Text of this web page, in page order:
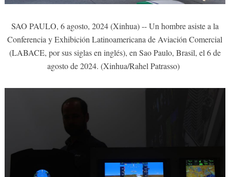
SAO PAULO, 6 agosto, 2024 (Xinhua) -- Un hombre asiste a la
Conferencia y Exhibición Latinoamericana de Aviación Comercial
(LABACE, por sus siglas en inglés), en Sao Paulo, Brasil, el 6 de
agosto de 2024. (Xinhua/Rahel Patrasso)